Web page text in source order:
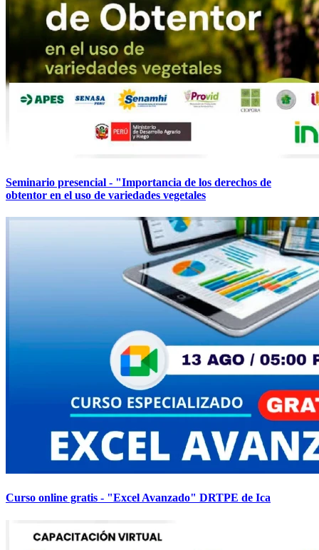
Seminario presencial - "Importancia de los derechos de
obtentor en el uso de variedades vegetales
Curso online gratis - "Excel Avanzado" DRTPE de Ica